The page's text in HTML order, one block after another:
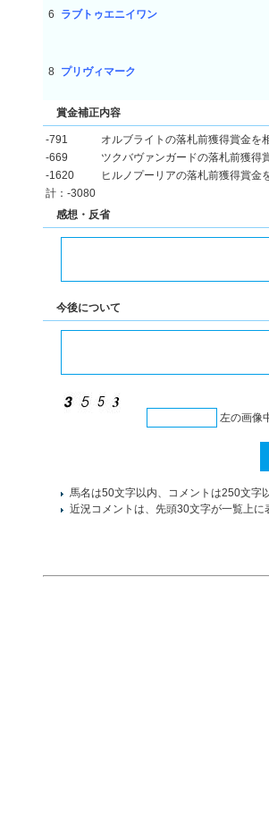
6 ラブトゥエニイワン
8 プリヴィマーク
賞金補正内容
-791
オルブライトの落札前獲得賞金を
-669
ツクバヴァンガードの落札前獲得
-1620
ヒルノプーリアの落札前獲得賞金
計：-3080
感想・反省
今後について
左の画像
馬名は50文字以内、コメントは250文字
近況コメントは、先頭30文字が一覧上に